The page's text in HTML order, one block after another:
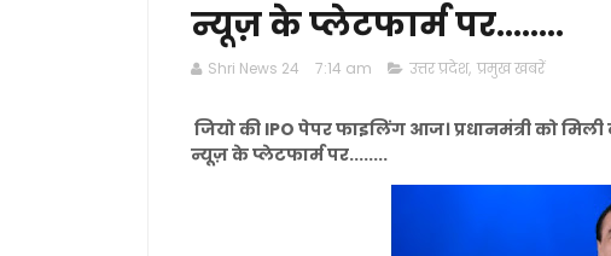
न्यूज़ के प्लेटफार्म पर........
Shri News 24 7:14 am उत्तर प्रदेश, प्रमुख खबरें
जियो की IPO पेपर फाइलिंग आज। प्रधानमंत्री को
न्यूज़ के प्लेटफार्म पर........